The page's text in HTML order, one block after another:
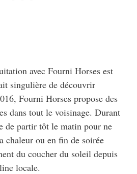
avec Fourni Horses est
singulière de découvrir
Fourni Horses propose des
dans tout le voisinage. Durant
de partir tôt le matin pour ne
chaleur ou en fin de soirée
du coucher du soleil depuis
locale.